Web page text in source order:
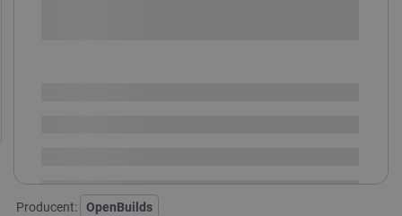
Producent: OpenBuilds